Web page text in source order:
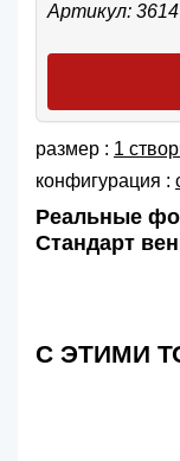
Артикул: 3614
размер : 1
конфигурация :
Реальные
Стандарт
С ЭТИМИ